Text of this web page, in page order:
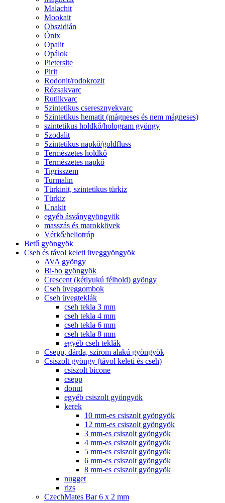
Malachit
Mookait
Obszidián
Ónix
Opalit
Opálok
Pietersite
Pirit
Rodonit/rodokrozit
Rózsakvarc
Rutilkvarc
Szintetikus cseresznyekvarc
Szintetikus hematit (mágneses és nem mágneses)
szintetikus holdkő/hologram gyöngy
Szodalit
Szintetikus napkő/goldfluss
Természetes holdkő
Természetes napkő
Tigrisszem
Turmalin
Türkinit, szintetikus türkiz
Türkiz
Unakit
egyéb ásványgyöngyök
masszás és marokkövek
Vérkő/heliotróp
Betű gyöngyök
Cseh és távol keleti üveggyöngyök
AVA gyöngy
Bi-bo gyöngyök
Crescent (kétlyukú félhold) gyöngy
Cseh üveggombok
Cseh üvegteklák
cseh tekla 3 mm
cseh tekla 4 mm
cseh tekla 6 mm
cseh tekla 8 mm
egyéb cseh teklák
Csepp, dárda, szirom alakú gyöngyök
Csiszolt gyöngy (távol keleti és cseh)
csiszolt bicone
csepp
donut
egyéb csiszolt gyöngyök
kerek
10 mm-es csiszolt gyöngyök
12 mm-es csiszolt gyöngyök
3 mm-es csiszolt gyöngyök
4 mm-es csiszolt gyöngyök
5 mm-es csiszolt gyöngyök
6 mm-es csiszolt gyöngyök
8 mm-es csiszolt gyöngyök
nugget
rizs
CzechMates Bar 6 x 2 mm